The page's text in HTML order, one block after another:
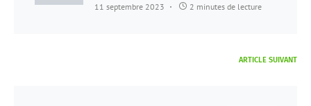
11 septembre 2023 2 minutes de lecture
ARTICLE SUIVANT